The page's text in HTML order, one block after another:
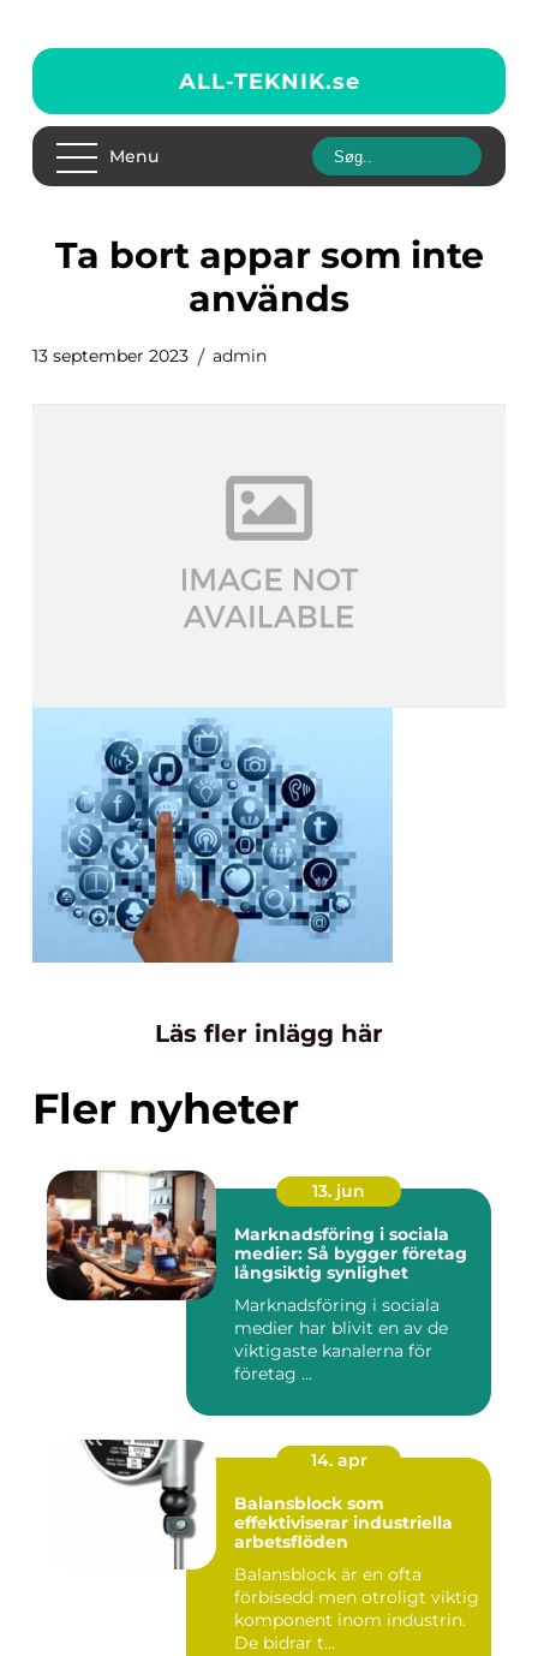
ALL-TEKNIK.se
Menu
ta bort appar som inte
används
13 september 2023 admin
Läs fler inlägg här
Fler nyheter
13. jun
Marknadsföring i sociala
medier: Så bygger företag
långsiktig synlighet
Marknadsföring i sociala
medier har blivit en av de
viktigaste kanalerna för
företag ...
14. apr
Balansblock som
effektiviserar industriella
arbetsflöden
Balansblock är en ofta
förbisedd men otroligt viktig
komponent inom industrin.
De bidrar t...